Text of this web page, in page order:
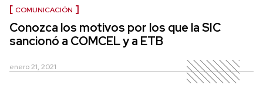
COMUNICACIÓN
Conozca los motivos por los que la SIC
sancionó a COMCEL y a ETB
enero 21, 2021